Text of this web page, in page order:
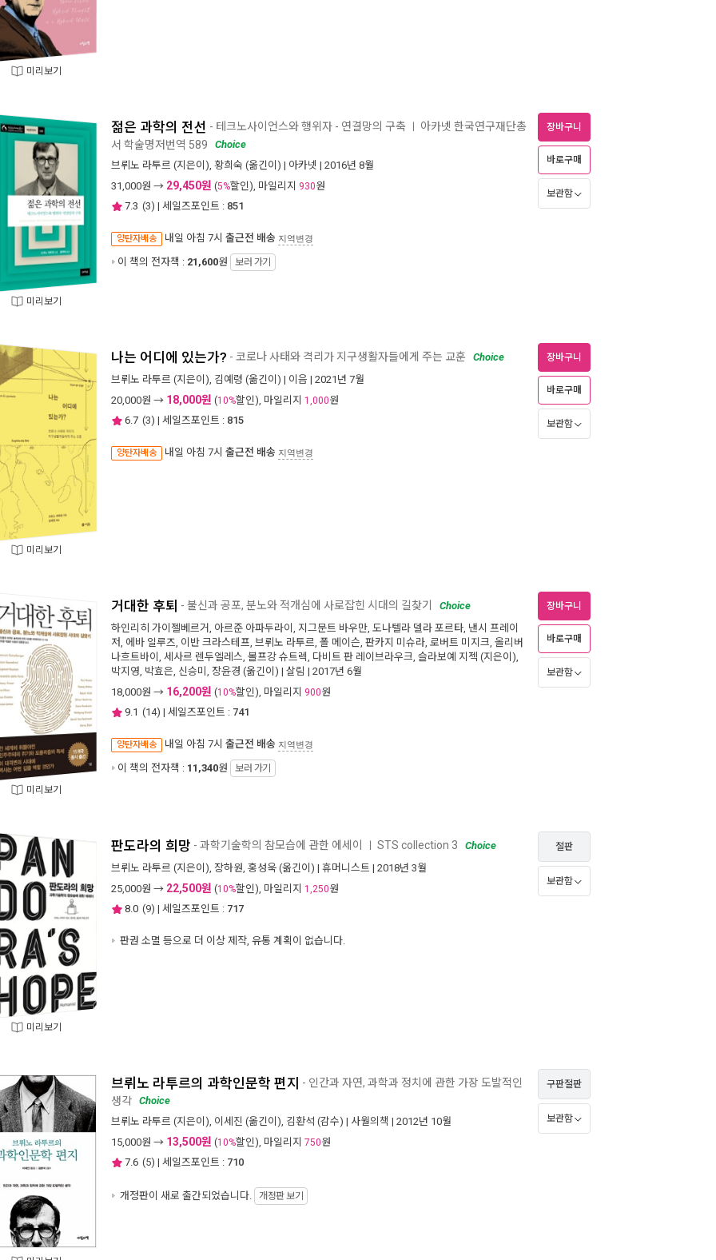
미리보기
미리보기
젊은 과학의 전선 - 테크노사이언스와 행위자 - 연결망의 구축 아카넷 한국연구재단총
서 학술명저번역 589
Choice
브뤼노 라투르 (지은이), 황희숙 (옮긴이) | 아카넷 | 2016년 8월
31,000원 → 29,450원 (5%할인), 마일리지 930원
7.3 (3) | 세일즈포인트 : 851
양탄자배송 내일 아침 7시 출근전 배송 지역변경
이 책의 전자책 : 21,600원 보러 가기
장바구니
바로구매
보관함
미리보기
나는 어디에 있는가? - 코로나 사태와 격리가 지구생활자들에게 주는 교훈
Choice
브뤼노 라투르 (지은이), 김예령 (옮긴이) | 이음 | 2021년 7월
20,000원 → 18,000원 (10%할인), 마일리지 1,000원
6.7 (3) | 세일즈포인트 : 815
양탄자배송 내일 아침 7시 출근전 배송 지역변경
장바구니
바로구매
보관함
미리보기
거대한 후퇴 - 불신과 공포, 분노와 적개심에 사로잡힌 시대의 길찾기
Choice
하인리히 가이젤베르거 , 아르준 아파두라이 , 지그문트 바우만, 도나텔라 델라 포르타, 낸시 프레이
저, 에바 일루즈, 이반 크라스테프, 브뤼노 라투르, 폴 메이슨, 판카지 미슈라, 로버트 미지크, 올리버
나흐트바이 , 세사르 렌두엘레스, 볼프강 슈트렉, 다비트 판 레이브라우크, 슬라보예 지젝 (지은이),
박지영, 박효은, 신승미 , 장윤경 (옮긴이) | 살림 | 2017년 6월
18,000원 → 16,200원 (10%할인), 마일리지 900원
9.1 (14) | 세일즈포인트 : 741
양탄자배송 내일 아침 7시 출근전 배송 지역변경
이 책의 전자책 : 11,340원 보러 가기
장바구니
바로구매
보관함
미리보기
판도라의 희망 - 과학기술학의 참모습에 관한 에세이 STS collection 3
Choice
브뤼노 라투르 (지은이), 장하원, 홍성욱 (옮긴이) | 휴머니스트 | 2018년 3월
25,000원 → 22,500원 (10%할인), 마일리지 1,250원
8.0 (9) | 세일즈포인트 : 717
판권 소멸 등으로 더 이상 제작, 유통 계획이 없습니다.
절판
보관함
브뤼노 라투르의 과학인문학 편지 - 인간과 자연, 과학과 정치에 관한 가장 도발적인
생각 Choice
브뤼노 라투르 (지은이), 이세진 (옮긴이), 김환석 (감수) | 사월의책 | 2012년 10월
15,000원 → 13,500원 (10%할인), 마일리지 750원
7.6 (5) | 세일즈포인트 : 710
개정판이 새로 출간되었습니다. 개정판 보기
구판절판
보관함